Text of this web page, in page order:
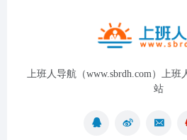
上班人导航（www.sbrdh.com）上班
站